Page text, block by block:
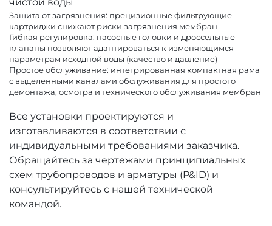
Защита от загрязнения: прецизионные фильтрующие
картриджи снижают риски загрязнения мембран
Гибкая регулировка: насосные головки и дроссельные
клапаны позволяют адаптироваться к изменяющимся
параметрам исходной воды (качество и давление)
Простое обслуживание: интегрированная компактная рама
с выделенными каналами обслуживания для простого
демонтажа, осмотра и технического обслуживания мембран
Все установки проектируются и
изготавливаются в соответствии с
индивидуальными требованиями заказчика.
Обращайтесь за чертежами принципиальных
схем трубопроводов и арматуры (P&ID) и
консультируйтесь с нашей технической
командой.